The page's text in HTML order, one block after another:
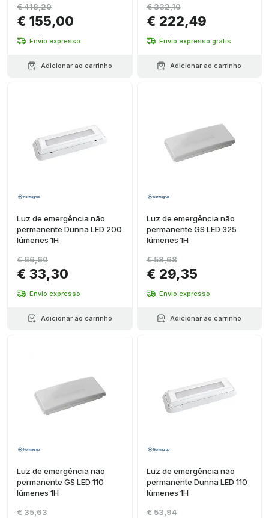
€ 155,00
€ 418,20
Envio expresso
Adicionar ao carrinho
€ 222,49
€ 332,10
Envio expresso grátis
Adicionar ao carrinho
Luz de emergência não
permanente Dunna LED 200
lúmenes 1H
€ 33,30
€ 66,60
Envio expresso
Adicionar ao carrinho
Luz de emergência não
permanente GS LED 325
lúmenes 1H
€ 29,35
€ 58,68
Envio expresso
Adicionar ao carrinho
Luz de emergência não
permanente GS LED 110
lúmenes 1H
€ 35,63
Luz de emergência não
permanente Dunna LED 110
lúmenes 1H
€ 53,94